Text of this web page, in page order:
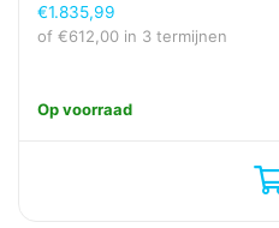
€1.835,99
of €612,00 in 3 termijnen
Op voorraad